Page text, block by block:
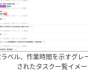
ベル、作業時間を示すグレ
されたタスク一覧イメ